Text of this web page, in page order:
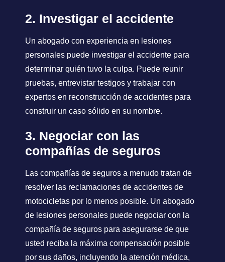
2. Investigar el accidente
Un abogado con experiencia en lesiones
personales puede investigar el accidente para
determinar quién tuvo la culpa. Puede reunir
pruebas, entrevistar testigos y trabajar con
expertos en reconstrucción de accidentes para
construir un caso sólido en su nombre.
3. Negociar con las
compañías de seguros
Las compañías de seguros a menudo tratan de
resolver las reclamaciones de accidentes de
motocicletas por lo menos posible. Un abogado
de lesiones personales puede negociar con la
compañía de seguros para asegurarse de que
usted reciba la máxima compensación posible
por sus daños, incluyendo la atención médica,